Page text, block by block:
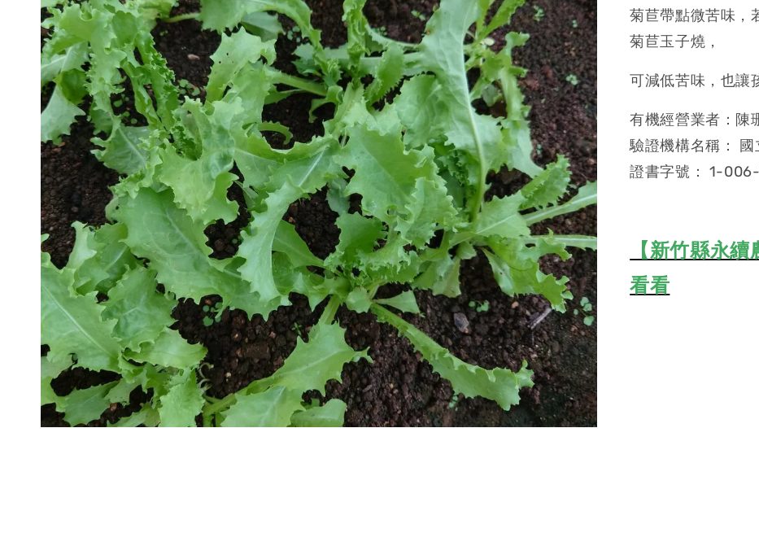
菊苣帶點微苦味，
菊苣玉子燒，
可減低苦味，也讓
有機經營業者：陳
驗證機構名稱： 國
證書字號： 1-
【新竹縣永
看看